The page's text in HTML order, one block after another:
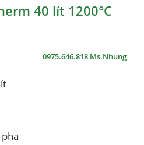
40 lít 1200°C
0975.646.818 Ms.Nhung